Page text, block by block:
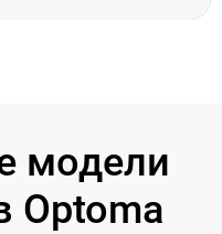
модели
Optoma